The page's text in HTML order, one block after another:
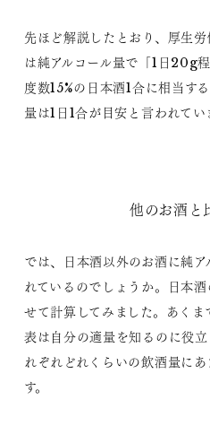
先ほど解説したとおり、厚生
は純アルコール量で「1日20g
度数15%の日本酒1合に相当す
量は1日1合が目安と言われてい
他のお酒
では、日本酒以外のお酒に純
れているのでしょうか。日本
せて計算してみました。あく
表は自分の適量を知るのに役
れぞれどれくらいの飲酒量に
す。